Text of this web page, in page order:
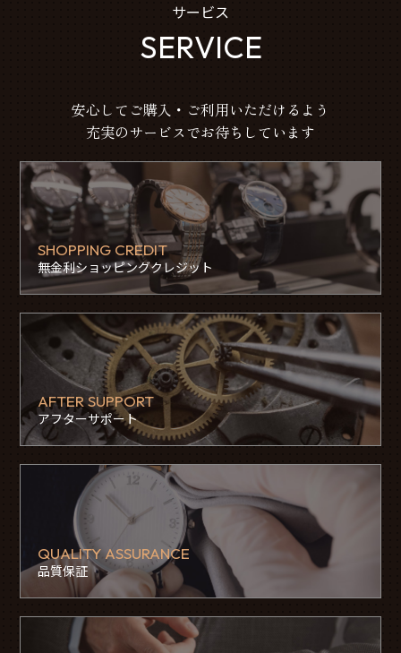
サービス
SERVICE
安心してご購入・ご利用いただけるよう
充実のサービスでお待ちしています
SHOPPING CREDIT
無金利ショッピングクレジット
AFTER SUPPORT
アフターサポート
QUALITY ASSURANCE
品質保証